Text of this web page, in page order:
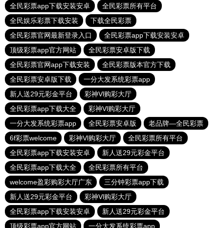
全民彩票app下载安装安卓
全民彩票所有平台
全民娱乐彩票下载安装
下载全民彩票
全民彩票官网最新登录入口
全民彩票app下载安装安卓
顶级彩票app官方网站
全民彩票安卓版下载
全民彩票官网app下载安装
全民彩票版本官方下载
全民彩票安卓版下载
一分大发系统彩票app
新人送29元彩金平台
彩神Vl购彩大厅
全民彩票app下载大全
彩神Vl购彩大厅
一分大发系统彩票app
全民彩票安卓版
老品牌—全民彩票
6f彩票welcome
彩神Vl购彩大厅
全民彩票所有平台
全民彩票app下载安装安卓
新人送29元彩金平台
全民彩票app下载大全
全民彩票所有平台
welcome盈彩购彩大厅广东
三分钟彩票app下载
新人送29元彩金平台
彩神Vl购彩大厅
全民彩票app下载安装安卓
新人送29元彩金平台
顶级彩票app官方网站
一分大发系统彩票app